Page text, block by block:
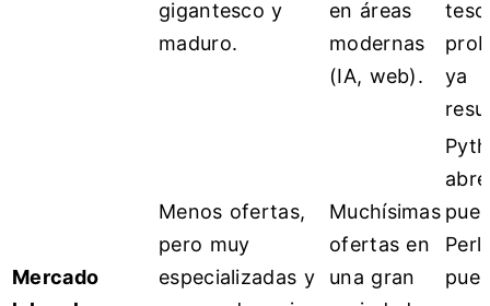
gigantesco y
maduro.
en áreas
modernas
(IA, web).
ya
Mercado
Menos ofertas,
pero muy
especializadas y
Muchísimas
ofertas en
una gran
Perl